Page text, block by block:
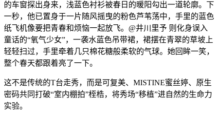
的车窗探出身来，浅蓝色衬衫被春日的暖阳勾出一道轮廓。下
一秒，他已置身于一片随风摇曳的粉色芦苇荡中，手里的蓝色
纸飞机像要把青春和烦恼一起放飞。@井川里予 则化身误入
童话的“氧气少女”，一袭水蓝色吊带裙，裙摆在青翠的草坡上
轻轻扫过，手里牵着几只棉花糖般柔软的气球。她回眸一笑，
整个春天都跟着亮了一下。
这不是传统的T台走秀，而是可复美、MISTINE蜜丝婷、原生
密码共同打破“室内棚拍”桎梏，将秀场“移植”进自然的生命力
实验。